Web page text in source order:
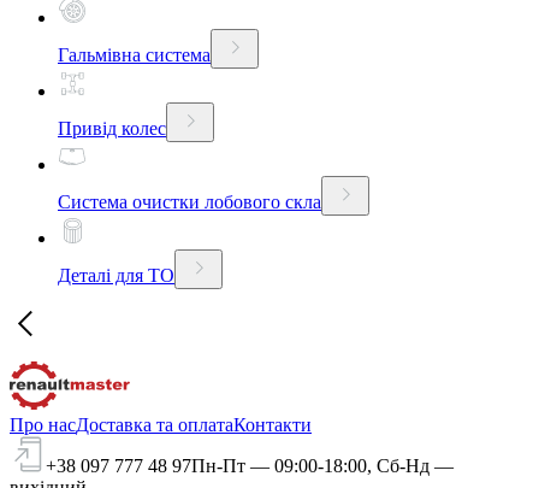
Гальмівна система
Привід колес
Система очистки лобового скла
Деталі для ТО
Про насДоставка та оплатаКонтакти
+38 097 777 48 97Пн-Пт — 09:00-18:00, Сб-Нд —